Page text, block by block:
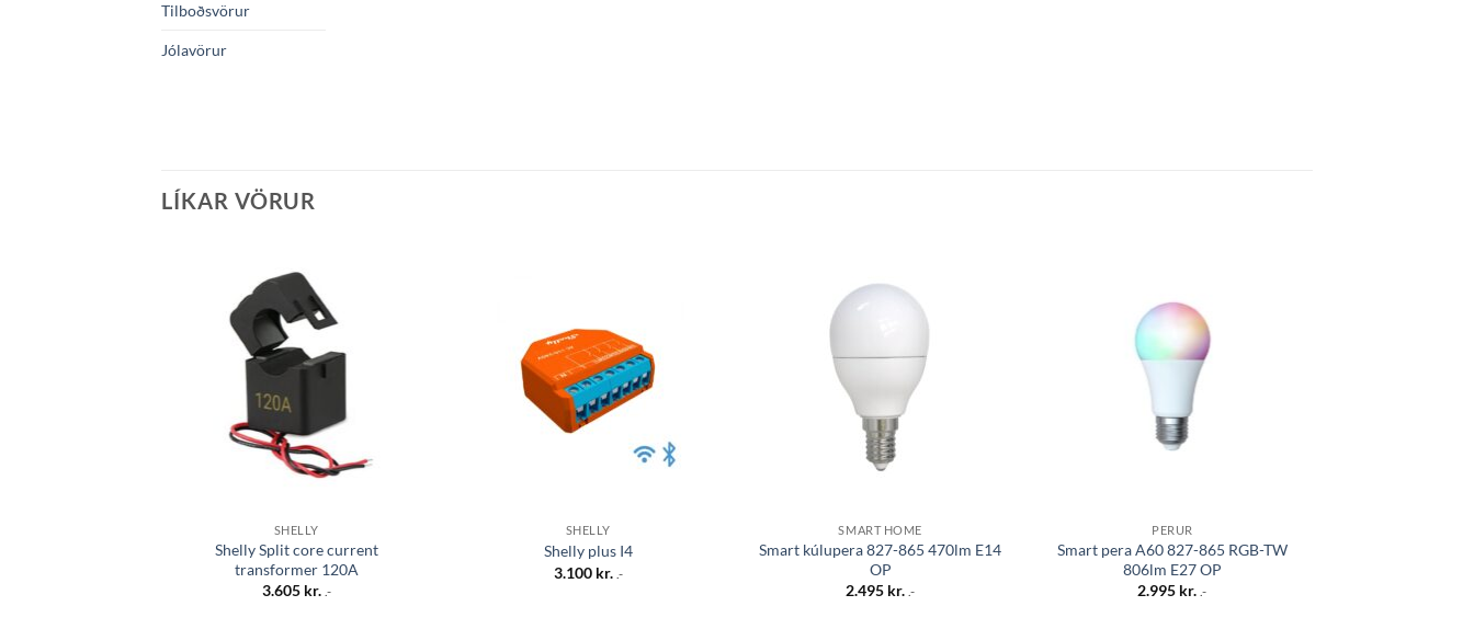
Tilboðsvörur
Jólavörur
LÍKAR VÖRUR
SHELLY
Shelly Split core current
transformer 120A
3.605 kr. .-
SHELLY
Shelly plus I4
3.100 kr. .-
SMART HOME
Smart kúlupera 827-865 470lm E14
OP
2.495 kr. .-
PERUR
Smart pera A60 827-865 RGB-TW
806lm E27 OP
2.995 kr. .-